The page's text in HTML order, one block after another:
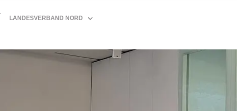
LANDESVERBAND NORD
BEZIRKSVERBAND FLENSBURG-